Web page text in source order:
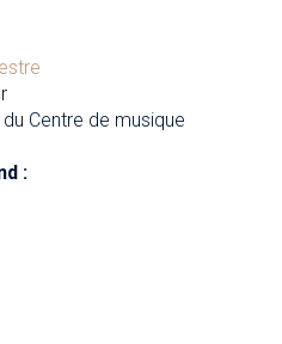
du Centre de musique
: